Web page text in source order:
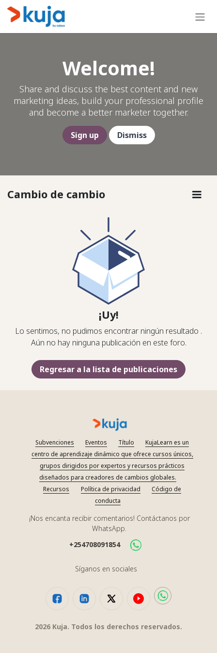
Ir al contenido
Welcome!
Share and discuss the best content and new
marketing ideas, build your professional profile
and become a better marketer together.
Sign up Dismiss
Cambio de cambio
¡Uy!
Lo sentimos, no pudimos encontrar ningún resultado .
Aún no hay ninguna publicación en este foro.
Regresar a la lista de publicaciones
Subvenciones Eventos Título
KujaLearn es un
centro de aprendizaje dinámico que ofrece cursos únicos,
grupos dirigidos por expertos y recursos prácticos
diseñados para creadores de cambios globales.
Recursos
Política de privacidad
Código de
conducta
¡Nos encanta recibir comentarios! Contáctanos por
WhatsApp.
+254708091854
Síganos en sociales
2026 Kuja. Todos los derechos reservados.